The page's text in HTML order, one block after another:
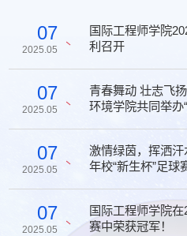
07
2025.05
国际工程师学院
利召开
07
2025.05
青春舞动 壮志飞
环境学院共同举办
07
2025.05
激情绿茵，挥洒
年校“新生杯”足球
07
2025.05
国际⼯程师学院在
赛中荣获冠军！